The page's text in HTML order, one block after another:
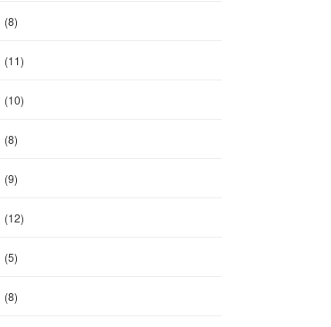
(8)
(11)
(10)
(8)
(9)
(12)
(5)
(8)